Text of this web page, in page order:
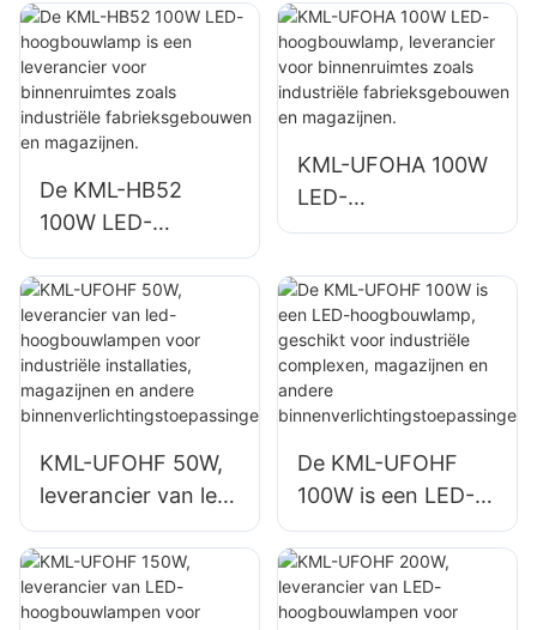
industriële en
mijnbouwtoepassin
gen, geschikt voor
binnenruimtes
zoals gymzalen en
magazijnen.
voor binnenruimtes
zoals
reparatiewerkplaat
sen en magazijnen.
De KML-HB52
100W LED-
hoogbouwlamp is
een leverancier
voor binnenruimtes
zoals industriële
fabrieksgebouwen
en magazijnen.
KML-UFOHA 100W
LED-
hoogbouwlamp,
binnenruimtes
zoals industriële
fabrieksgebouwen
en magazijnen.
KML-UFOHF 50W,
leverancier van led-
hoogbouwlampen
voor industriële
installaties,
magazijnen en
De KML-UFOHF
100W is een LED-
hoogbouwlamp,
geschikt voor
industriële
complexen,